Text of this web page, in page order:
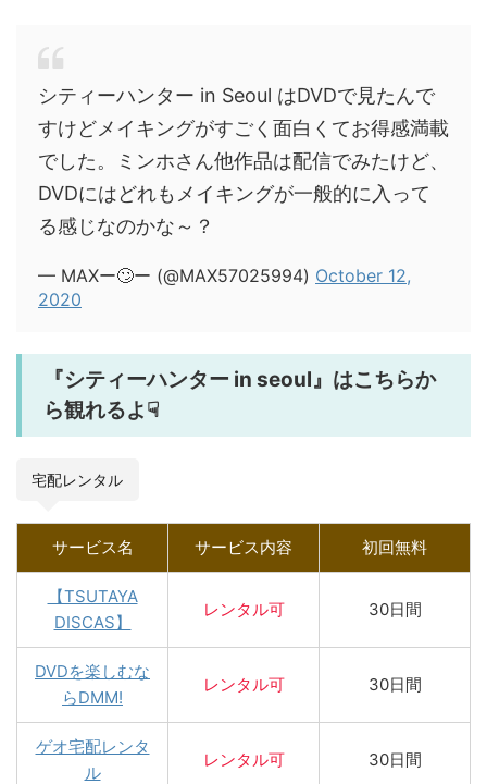
シティーハンター in Seoul はDVDで見たんで
すけどメイキングがすごく面白くてお得感満載
でした。ミンホさん他作品は配信でみたけど、
DVDにはどれもメイキングが一般的に入って
る感じなのかな～？
— MAXー🙄ー (@MAX57025994) October 12,
2020
『シティーハンター in seoul』はこちらか
ら観れるよ☟
宅配レンタル
サービス名 サービス内容 初回無料
【TSUTAYA
DISCAS】
レンタル可 30日間
DVDを楽しむな
らDMM!
レンタル可 30日間
ゲオ宅配レンタ
ル
レンタル可 30日間